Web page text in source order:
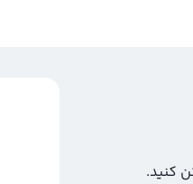
کنید.